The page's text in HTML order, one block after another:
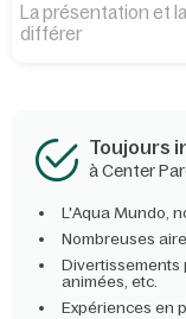
La présentation et
différer
Toujours
à Center
L'Aqua Mundo,
Nombreuses
Divertissements
animées, etc.
Expériences en